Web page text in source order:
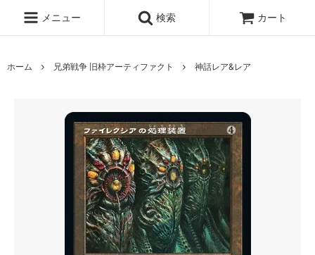
メニュー 検索 カート
ホーム 兄弟戦争 旧枠アーティファクト 神話レア&レア